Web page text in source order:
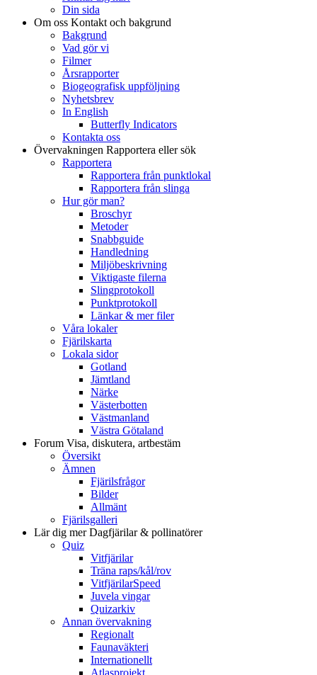
Din sida
Om oss Kontakt och bakgrund
Bakgrund
Vad gör vi
Filmer
Årsrapporter
Biogeografisk uppföljning
Nyhetsbrev
In English
Butterfly Indicators
Kontakta oss
Övervakningen Rapportera eller sök
Rapportera
Rapportera från punktlokal
Rapportera från slinga
Hur gör man?
Broschyr
Metoder
Snabbguide
Handledning
Miljöbeskrivning
Viktigaste filerna
Slingprotokoll
Punktprotokoll
Länkar & mer filer
Våra lokaler
Fjärilskarta
Lokala sidor
Gotland
Jämtland
Närke
Västerbotten
Västmanland
Västra Götaland
Forum Visa, diskutera, artbestäm
Översikt
Ämnen
Fjärilsfrågor
Bilder
Allmänt
Fjärilsgalleri
Lär dig merDagfjärilar & pollinatörer
Quiz
Vitfjärilar
Träna raps/kål/rov
VitfjärilarSpeed
Juvela vingar
Quizarkiv
Annan övervakning
Regionalt
Faunaväkteri
Internationellt
Atlasprojekt